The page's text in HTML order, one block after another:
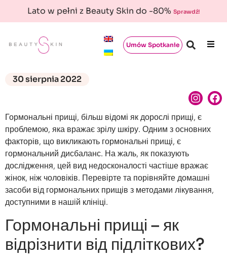
Lato w pełni z Beauty Skin do -80% Sprawdź!
Umów Spotkanie
30 sierpnia 2022
Гормональні прищі, більш відомі як дорослі прищі, є
проблемою, яка вражає зрілу шкіру. Одним з основних
факторів, що викликають гормональні прищі, є
гормональний дисбаланс. На жаль, як показують
дослідження, цей вид недосконалості частіше вражає
жінок, ніж чоловіків. Перевірте та порівняйте домашні
засоби від гормональних прищів з методами лікування,
доступними в нашій клініці.
Гормональні прищі – як
відрізнити від підліткових?